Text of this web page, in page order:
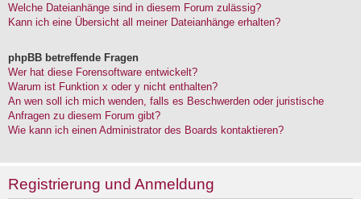
Welche Dateianhänge sind in diesem Forum zulässig?
Kann ich eine Übersicht all meiner Dateianhänge erhalten?
phpBB betreffende Fragen
Wer hat diese Forensoftware entwickelt?
Warum ist Funktion x oder y nicht enthalten?
An wen soll ich mich wenden, falls es Beschwerden oder juristische
Anfragen zu diesem Forum gibt?
Wie kann ich einen Administrator des Boards kontaktieren?
Registrierung und Anmeldung